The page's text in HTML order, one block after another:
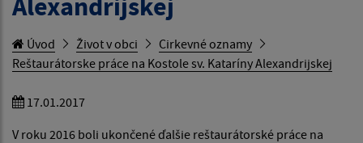
Alexandrijskej
Úvod Život v obci
Cirkevné oznamy
Reštaurátorske práce na Kostole sv. Kataríny Alexandrijskej
17.01.2017
V roku 2016 boli ukončené ďalšie reštaurátorské práce na